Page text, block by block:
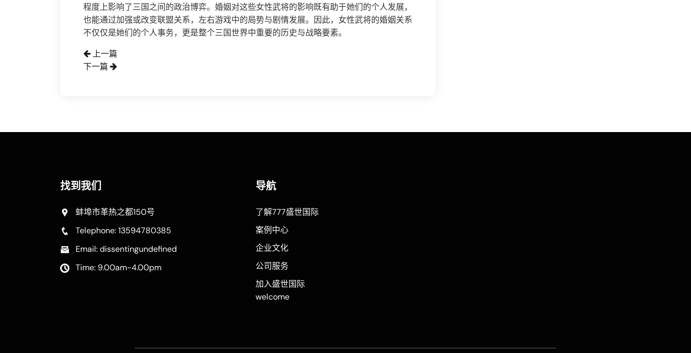
程度上影响了三国之间的政治博弈。婚姻对这些女性武将的影响既有助于她们的个人发展，
也能通过加强或改变联盟关系，左右游戏中的局势与剧情发展。因此，女性武将的婚姻关系
不仅仅是她们的个人事务，更是整个三国世界中重要的历史与战略要素。
上一篇
下一篇
找到我们
蚌埠市革热之都150号
Telephone: 13594780385
Email: dissentingundefined
Time: 9.00am-4.00pm
导航
了解777盛世国际
案例中心
企业文化
公司服务
加入盛世国际
welcome